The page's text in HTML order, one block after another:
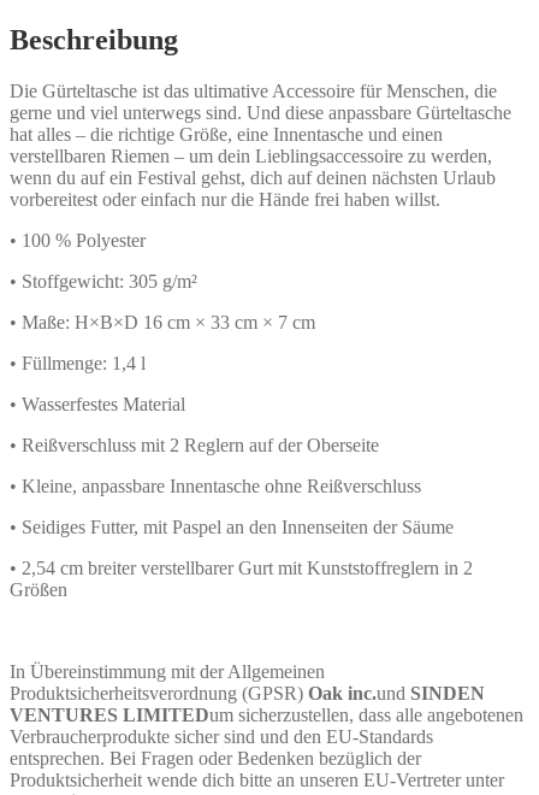
Beschreibung
Die Gürteltasche ist das ultimative Accessoire für Menschen, die
gerne und viel unterwegs sind. Und diese anpassbare Gürteltasche
hat alles – die richtige Größe, eine Innentasche und einen
verstellbaren Riemen – um dein Lieblingsaccessoire zu werden,
wenn du auf ein Festival gehst, dich auf deinen nächsten Urlaub
vorbereitest oder einfach nur die Hände frei haben willst.
• 100 % Polyester
• Stoffgewicht: 305 g/m²
• Maße: H×B×D 16 cm × 33 cm × 7 cm
• Füllmenge: 1,4 l
• Wasserfestes Material
• Reißverschluss mit 2 Reglern auf der Oberseite
• Kleine, anpassbare Innentasche ohne Reißverschluss
• Seidiges Futter, mit Paspel an den Innenseiten der Säume
• 2,54 cm breiter verstellbarer Gurt mit Kunststoffreglern in 2
Größen
In Übereinstimmung mit der Allgemeinen
Produktsicherheitsverordnung (GPSR) Oak inc.und SINDEN
VENTURES LIMITEDum sicherzustellen, dass alle angebotenen
Verbraucherprodukte sicher sind und den EU-Standards
entsprechen. Bei Fragen oder Bedenken bezüglich der
Produktsicherheit wende dich bitte an unseren EU-Vertreter unter